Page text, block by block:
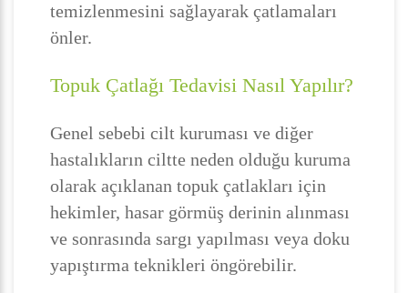
temizlenmesini sağlayarak çatlamaları
önler.
Topuk Çatlağı Tedavisi Nasıl Yapılır?
Genel sebebi cilt kuruması ve diğer
hastalıkların ciltte neden olduğu kuruma
olarak açıklanan topuk çatlakları için
hekimler, hasar görmüş derinin alınması
ve sonrasında sargı yapılması veya doku
yapıştırma teknikleri öngörebilir.